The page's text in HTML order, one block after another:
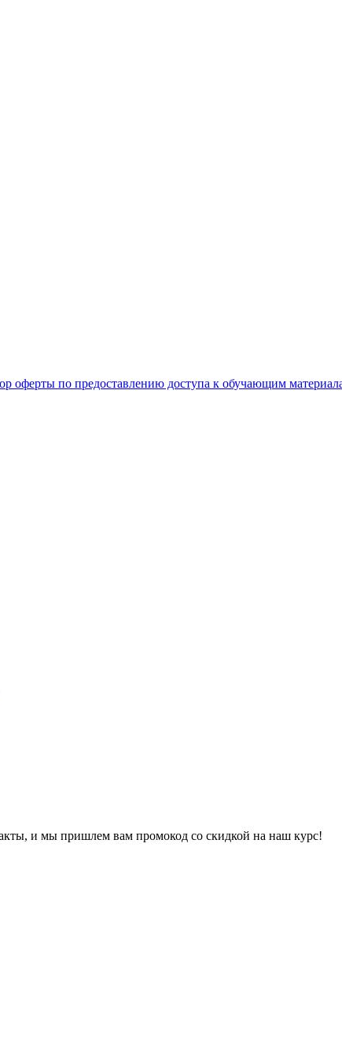
оферты по предоставлению доступа к обучающим
и мы пришлем вам промокод со скидкой на наш курс!